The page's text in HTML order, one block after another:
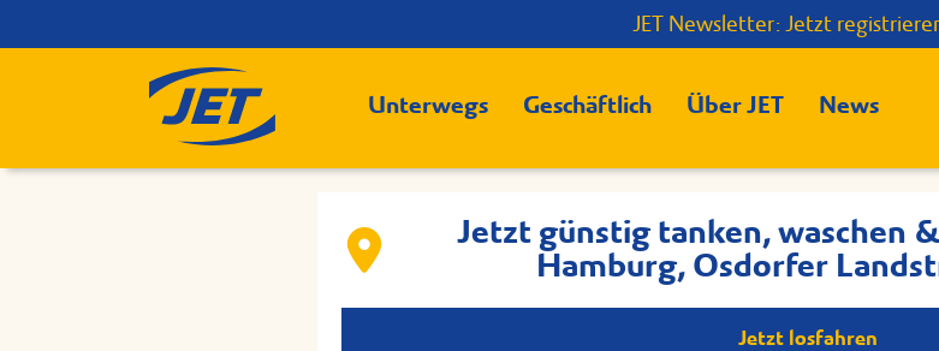
JET Newsletter: Jetzt
Unterwegs Geschäftlich Über JET News
Jetzt günstig tanken, waschen
Hamburg, Osdorfer
Jetzt losfahren